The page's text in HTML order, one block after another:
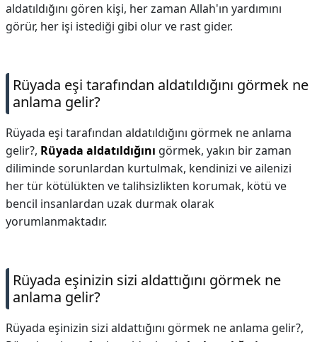
aldatıldığını gören kişi, her zaman Allah'ın yardımını
görür, her işi istediği gibi olur ve rast gider.
Rüyada eşi tarafından aldatıldığını görmek ne
anlama gelir?
Rüyada eşi tarafından aldatıldığını görmek ne anlama
gelir?, Rüyada aldatıldığını görmek, yakın bir zaman
diliminde sorunlardan kurtulmak, kendinizi ve ailenizi
her tür kötülükten ve talihsizlikten korumak, kötü ve
bencil insanlardan uzak durmak olarak
yorumlanmaktadır.
Rüyada eşinizin sizi aldattığını görmek ne
anlama gelir?
Rüyada eşinizin sizi aldattığını görmek ne anlama gelir?,